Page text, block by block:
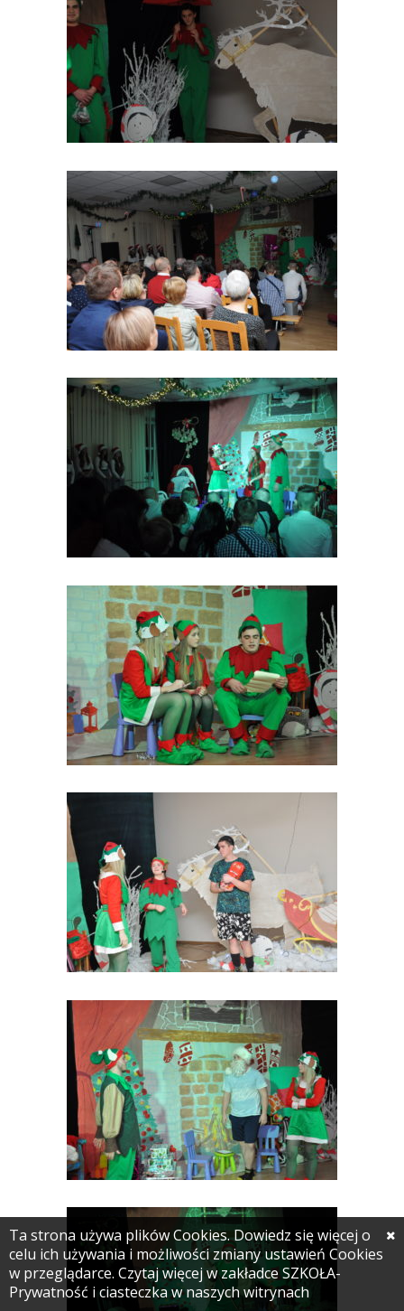
Ta strona używa plików Cookies. Dowiedz się więcej o
celu ich używania i możliwości zmiany ustawień Cookies
w przeglądarce. Czytaj więcej w zakładce SZKOŁA-
Prywatność i ciasteczka w naszych witrynach